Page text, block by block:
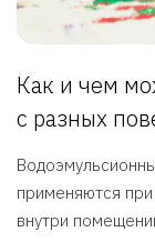
Как и чем
с разных
применяются
внутри